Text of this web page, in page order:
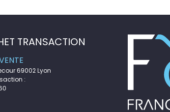
TRANSACTION
69002 Lyon
: